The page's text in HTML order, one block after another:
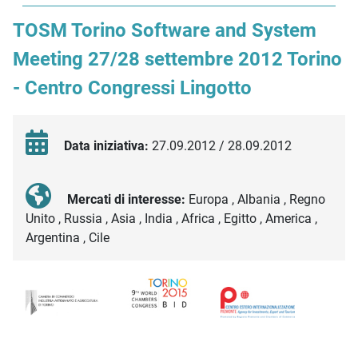
TOSM Torino Software and System
Meeting 27/28 settembre 2012 Torino
- Centro Congressi Lingotto
Data iniziativa: 27.09.2012 / 28.09.2012
Mercati di interesse: Europa , Albania , Regno
Unito , Russia , Asia , India , Africa , Egitto , America ,
Argentina , Cile